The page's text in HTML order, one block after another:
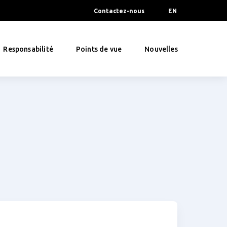
Contactez-nous EN
Responsabilité Points de vue Nouvelles